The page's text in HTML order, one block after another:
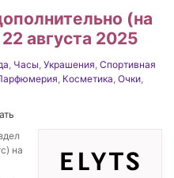
(на
августа 2025
Часы Украшения Спортивная
Косметика Очки
на